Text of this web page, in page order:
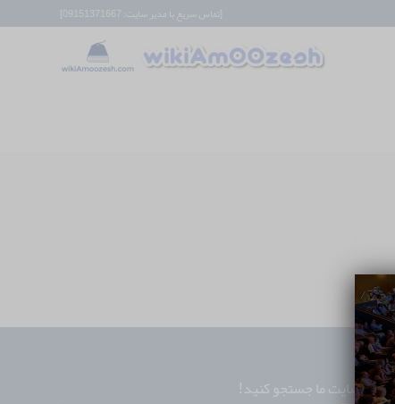
[تماس سریع با مدیر سایت: 09151371667]
در سایت ما جستجو کنید!